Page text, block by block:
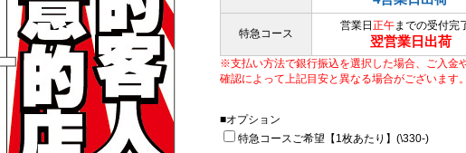
特急コース
営業日 正午までの受付完
翌営業日出荷
※支払い方法で銀行振込を選択した場合、ご入金
確認によって上記目安と異なる場合がございます。
■オプション
特急コースご希望【1枚あたり】(\330-)